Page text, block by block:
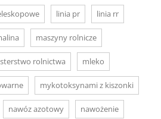
linia pr linia rr
maszyny rolnicze
rolnictwa mleko
mykotoksynami z kiszonki
nawóz azotowy nawożenie